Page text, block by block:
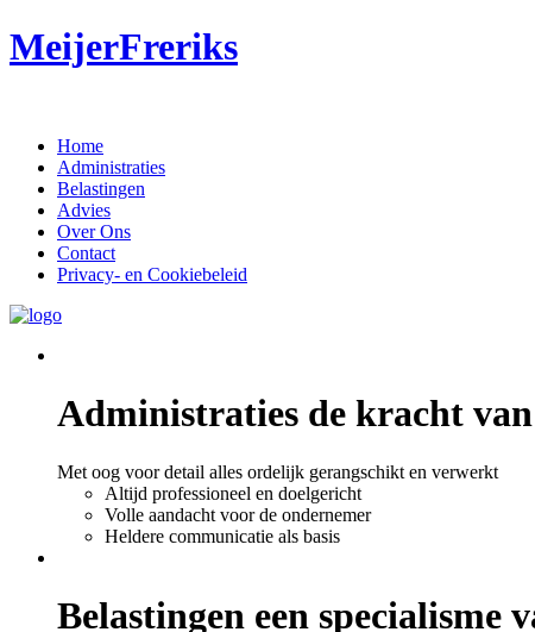
MeijerFreriks
Home
Administraties
Belastingen
Advies
Over Ons
Contact
Privacy- en Cookiebeleid
Administraties de kracht van
Met oog voor detail alles ordelijk gerangschikt en verwerkt
Altijd professioneel en doelgericht
Volle aandacht voor de ondernemer
Heldere communicatie als basis
Belastingen een specialisme